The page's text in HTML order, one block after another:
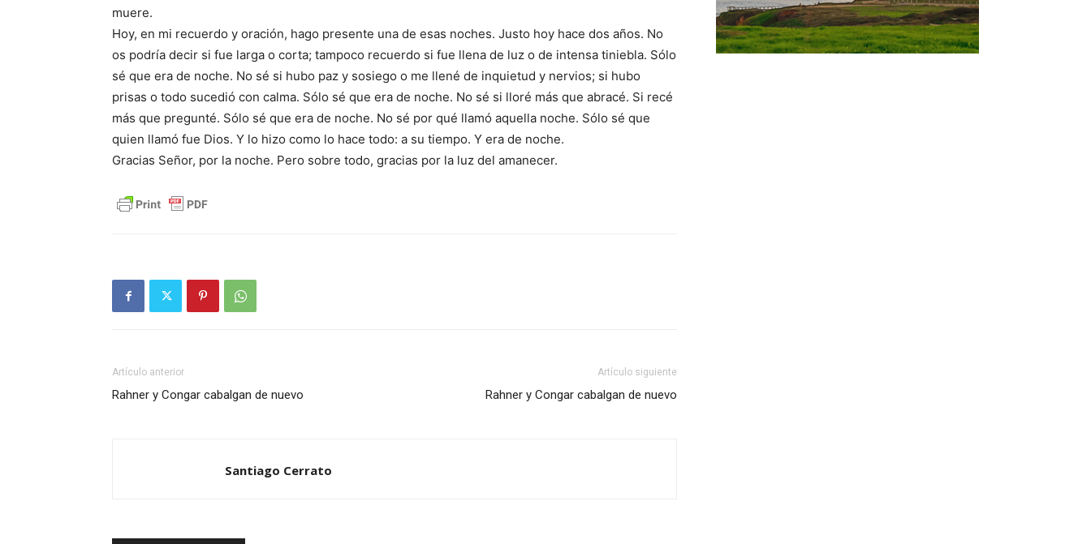
muere.
Hoy, en mi recuerdo y oración, hago presente una de esas noches. Justo hoy hace dos años. No
os podría decir si fue larga o corta; tampoco recuerdo si fue llena de luz o de intensa tiniebla. Sólo
sé que era de noche. No sé si hubo paz y sosiego o me llené de inquietud y nervios; si hubo
prisas o todo sucedió con calma. Sólo sé que era de noche. No sé si lloré más que abracé. Si recé
más que pregunté. Sólo sé que era de noche. No sé por qué llamó aquella noche. Sólo sé que
quien llamó fue Dios. Y lo hizo como lo hace todo: a su tiempo. Y era de noche.
Gracias Señor, por la noche. Pero sobre todo, gracias por la luz del amanecer.
Artículo anterior
Rahner y Congar cabalgan de nuevo
Artículo siguiente
Rahner y Congar cabalgan de nuevo
Santiago Cerrato